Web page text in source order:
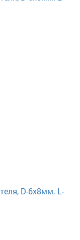
D-6х8мм. L-